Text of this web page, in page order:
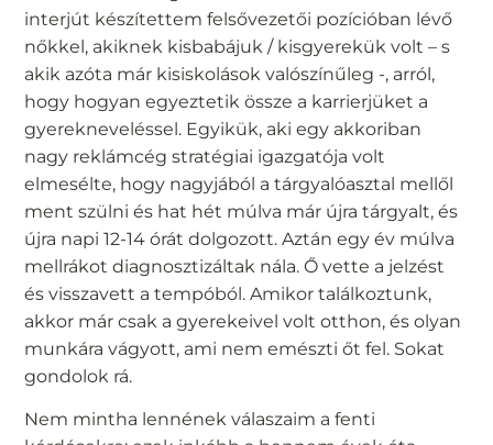
interjút készítettem felsővezetői pozícióban lévő
nőkkel, akiknek kisbabájuk / kisgyerekük volt – s
akik azóta már kisiskolások valószínűleg -, arról,
hogy hogyan egyeztetik össze a karrierjüket a
gyerekneveléssel. Egyikük, aki egy akkoriban
nagy reklámcég stratégiai igazgatója volt
elmesélte, hogy nagyjából a tárgyalóasztal mellől
ment szülni és hat hét múlva már újra tárgyalt, és
újra napi 12-14 órát dolgozott. Aztán egy év múlva
mellrákot diagnosztizáltak nála. Ő vette a jelzést
és visszavett a tempóból. Amikor találkoztunk,
akkor már csak a gyerekeivel volt otthon, és olyan
munkára vágyott, ami nem emészti őt fel. Sokat
gondolok rá.
Nem mintha lennének válaszaim a fenti